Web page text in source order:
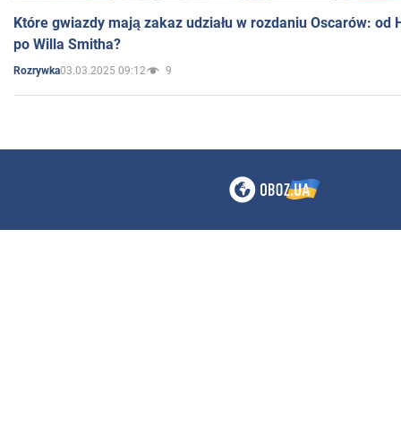
Które gwiazdy mają zakaz udziału w rozdaniu Oscarów: od
po Willa Smitha?
Rozrywka03.03.2025 09:12 9